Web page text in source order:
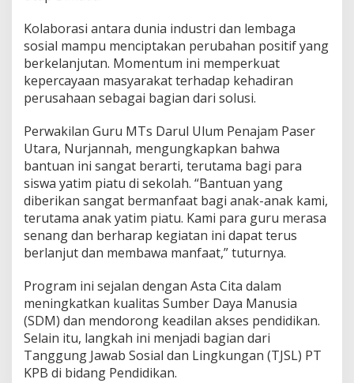
Kolaborasi antara dunia industri dan lembaga
sosial mampu menciptakan perubahan positif yang
berkelanjutan. Momentum ini memperkuat
kepercayaan masyarakat terhadap kehadiran
perusahaan sebagai bagian dari solusi.
Perwakilan Guru MTs Darul Ulum Penajam Paser
Utara, Nurjannah, mengungkapkan bahwa
bantuan ini sangat berarti, terutama bagi para
siswa yatim piatu di sekolah. “Bantuan yang
diberikan sangat bermanfaat bagi anak-anak kami,
terutama anak yatim piatu. Kami para guru merasa
senang dan berharap kegiatan ini dapat terus
berlanjut dan membawa manfaat,” tuturnya.
Program ini sejalan dengan Asta Cita dalam
meningkatkan kualitas Sumber Daya Manusia
(SDM) dan mendorong keadilan akses pendidikan.
Selain itu, langkah ini menjadi bagian dari
Tanggung Jawab Sosial dan Lingkungan (TJSL) PT
KPB di bidang Pendidikan.